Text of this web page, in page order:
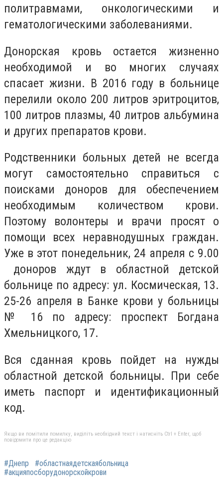
политравмами, онкологическими и
гематологическими заболеваниями.
Донорская кровь остается жизненно
необходимой и во многих случаях
спасает жизни. В 2016 году в больнице
перелили около 200 литров эритроцитов,
100 литров плазмы, 40 литров альбумина
и других препаратов крови.
Родственники больных детей не всегда
могут самостоятельно справиться с
поисками доноров для обеспечением
необходимым количеством крови.
Поэтому волонтеры и врачи просят о
помощи всех неравнодушных граждан.
Уже в этот понедельник, 24 апреля с 9.00
доноров ждут в областной детской
больнице по адресу: ул. Космическая, 13.
25-26 апреля в Банке крови у больницы
№ 16 по адресу: проспект Богдана
Хмельницкого, 17.
Вся сданная кровь пойдет на нужды
областной детской больницы. При себе
иметь паспорт и идентификационный
код.
Якщо ви помітили помилку, виділіть необхідний текст і натисніть Ctrl + Enter, щоб
повідомити про це редакцію
#Днепр
#областнаядетскаябольница
#акцияпосборудонорскойкрови